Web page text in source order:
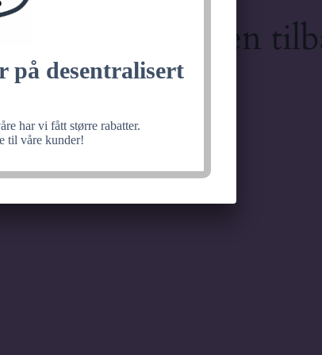
på desentralisert
har vi fått større rabatter.
til våre kunder!
velkommen